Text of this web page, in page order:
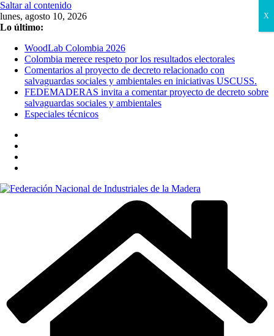
Saltar al contenido
lunes, agosto 10, 2026
Lo último:
WoodLab Colombia 2026
Colombia merece respeto por los resultados electorales
Comentarios al proyecto de decreto relacionado con
salvaguardas sociales y ambientales en iniciativas USCUSS.
FEDEMADERAS invita a comentar proyecto de decreto sobre
salvaguardas sociales y ambientales
Especiales técnicos
X